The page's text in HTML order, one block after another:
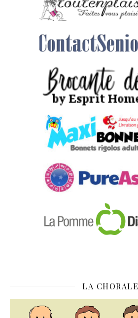
LA CHORALE